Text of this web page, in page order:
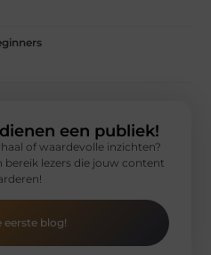
een publiek!
of waardevolle inzichten?
bereik lezers die jouw content
eerste blog!